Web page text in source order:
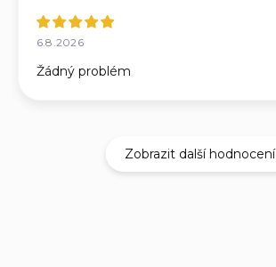
6.8.2026
Žádný problém
Zobrazit další hodnocení